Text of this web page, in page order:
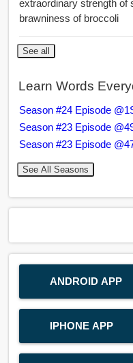
extraordinary strength of
brawniness of broccoli
See all
Learn Words
Season #24 Episode @1
Season #23 Episode
Season #23 Episode
See All Seasons
ANDROID APP
IPHONE APP